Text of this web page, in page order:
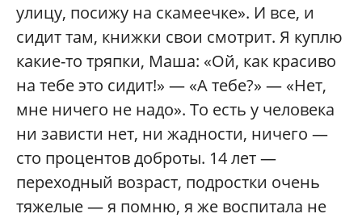
улицу, посижу на скамеечке». И все, и
сидит там, книжки свои смотрит. Я куплю
какие-то тряпки, Маша: «Ой, как красиво
на тебе это сидит!» — «А тебе?» — «Нет,
мне ничего не надо». То есть у человека
ни зависти нет, ни жадности, ничего —
сто процентов доброты. 14 лет —
переходный возраст, подростки очень
тяжелые — я помню, я же воспитала не